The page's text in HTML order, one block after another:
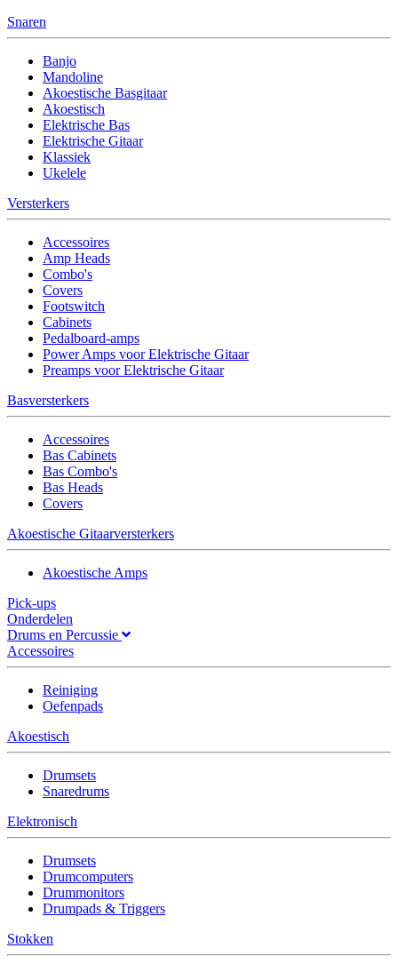
Snaren
Banjo
Mandoline
Akoestische Basgitaar
Akoestisch
Elektrische Bas
Elektrische Gitaar
Klassiek
Ukelele
Versterkers
Accessoires
Amp Heads
Combo's
Covers
Footswitch
Cabinets
Pedalboard-amps
Power Amps voor Elektrische Gitaar
Preamps voor Elektrische Gitaar
Basversterkers
Accessoires
Bas Cabinets
Bas Combo's
Bas Heads
Covers
Akoestische Gitaarversterkers
Akoestische Amps
Pick-ups
Onderdelen
Drums en Percussie
Accessoires
Reiniging
Oefenpads
Akoestisch
Drumsets
Snaredrums
Elektronisch
Drumsets
Drumcomputers
Drummonitors
Drumpads & Triggers
Stokken